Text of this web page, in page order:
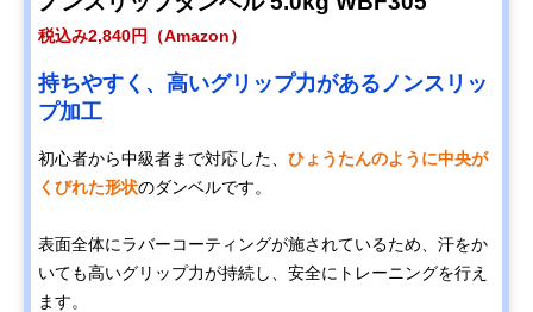
税込み2,840円（Amazon）
持ちやすく、高いグリップ力があるノンスリッ
プ加工
初心者から中級者まで対応した、 ひょうたんのように中央が
くびれた形状のダンベルです。
表面全体にラバーコーティングが施されているため、汗をか
いても高いグリップ力が持続し、安全にトレーニングを行え
ます。